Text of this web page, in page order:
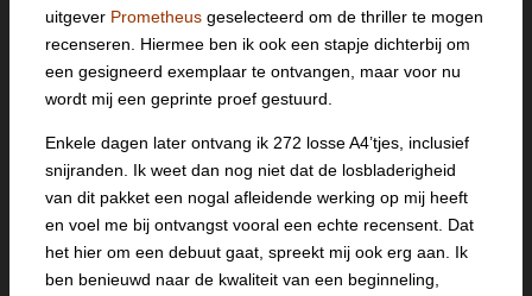
uitgever Prometheus geselecteerd om de thriller te mogen
recenseren. Hiermee ben ik ook een stapje dichterbij om
een gesigneerd exemplaar te ontvangen, maar voor nu
wordt mij een geprinte proef gestuurd.
Enkele dagen later ontvang ik 272 losse A4’tjes, inclusief
snijranden. Ik weet dan nog niet dat de losbladerigheid
van dit pakket een nogal afleidende werking op mij heeft
en voel me bij ontvangst vooral een echte recensent. Dat
het hier om een debuut gaat, spreekt mij ook erg aan. Ik
ben benieuwd naar de kwaliteit van een beginneling,